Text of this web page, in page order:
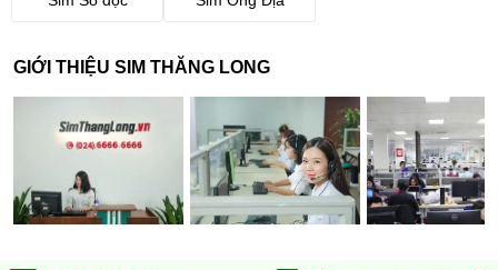
GIỚI THIỆU SIM THĂNG LONG